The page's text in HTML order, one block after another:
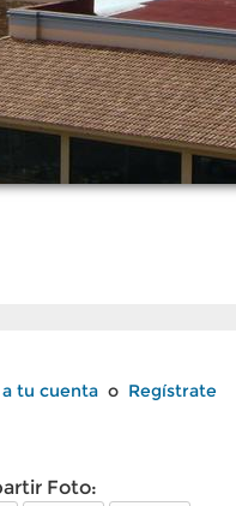
tu cuenta o Regístrate
Foto: